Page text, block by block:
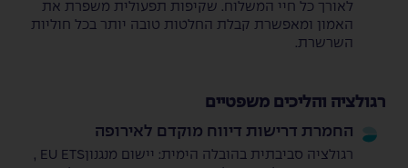
לאורך כל חיי המשלוח. שקיפות תפעולית משפרת את
האמון ומאפשרת קבלת החלטות טובה יותר בכל חוליות
השרשרת.
רגולציה והליכים משפטיים
החמרת דרישות דיווח מוקדם לאירופה
רגולציה סביבתית בהובלה הימית: יישום מנגנוןEU ETS ,